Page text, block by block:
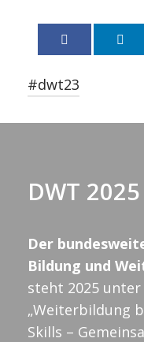
#dwt23
DWT 2025
Der
Bildung und
steht 2025
„Weiterbildung
Skills –